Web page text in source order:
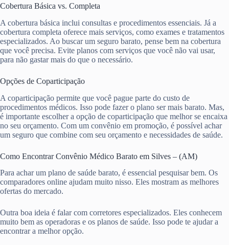
Cobertura Básica vs. Completa
A cobertura básica inclui consultas e procedimentos essenciais. Já a
cobertura completa oferece mais serviços, como exames e tratamentos
especializados. Ao buscar um seguro barato, pense bem na cobertura
que você precisa. Evite planos com serviços que você não vai usar,
para não gastar mais do que o necessário.
Opções de Coparticipação
A coparticipação permite que você pague parte do custo de
procedimentos médicos. Isso pode fazer o plano ser mais barato. Mas,
é importante escolher a opção de coparticipação que melhor se encaixa
no seu orçamento. Com um convênio em promoção, é possível achar
um seguro que combine com seu orçamento e necessidades de saúde.
Como Encontrar Convênio Médico Barato em Silves – (AM)
Para achar um plano de saúde barato, é essencial pesquisar bem. Os
comparadores online ajudam muito nisso. Eles mostram as melhores
ofertas do mercado.
Outra boa ideia é falar com corretores especializados. Eles conhecem
muito bem as operadoras e os planos de saúde. Isso pode te ajudar a
encontrar a melhor opção.